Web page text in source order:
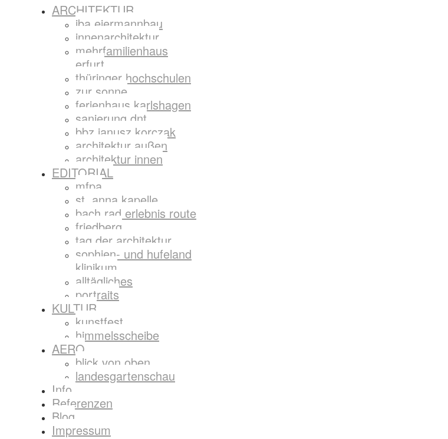
ARCHITEKTUR
iba eiermannbau
innenarchitektur
mehrfamilienhaus
erfurt
thüringer hochschulen
zur sonne
ferienhaus karlshagen
sanierung dnt
bbz janusz korczak
architektur außen
architektur innen
EDITORIAL
mfpa
st. anna kapelle
bach rad erlebnis route
friedberg
tag der architektur
sophien- und hufeland
klinikum
alltägliches
portraits
KULTUR
kunstfest
himmelsscheibe
AERO
blick von oben
landesgartenschau
Info
Referenzen
Blog
Impressum